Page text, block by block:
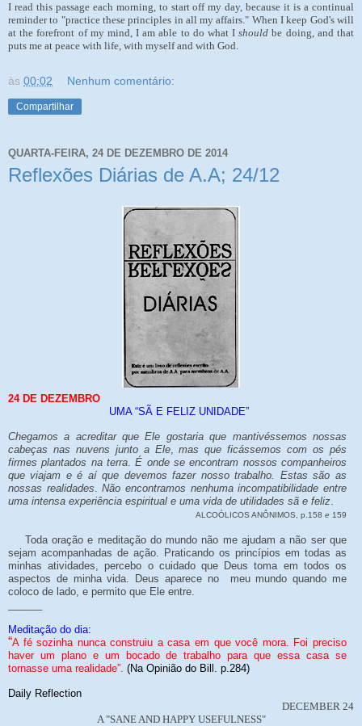
I read this passage each morning, to start off my day, because it is a continual
reminder to "practice these principles in all my affairs." When I keep God's will
at the forefront of my mind, I am able to do what Ishouldbe doing, and that
puts me at peace with life, with myself and with God.
às 00:02 Nenhum comentário:
Compartilhar
QUARTA-FEIRA, 24 DE DEZEMBRO DE 2014
Reflexões Diárias de A.A; 24/12
24 DE DEZEMBRO
UMA “SÃ E FELIZ UNIDADE”
Chegamos a acreditar que Ele gostaria que mantivéssemos nossas
cabeças nas nuvens junto a Ele,mas que ficássemos com os pés
firmes plantados na terra.É onde se encontram nossos companheiros
que viajam e é aí que devemos fazer nosso trabalho. Estas são as
nossas realidades .Não encontramos nenhuma incompatibilidade entre
uma intensa experiência espiritual e uma vida de utilidades sã e feliz
ALCOÓLICOS ANÔNIMOS, p.158 e 159
Toda oração e meditação do mundo não me ajudam a não ser que
sejam acompanhadas de ação. Praticando os princípios em todas as
minhas atividades, percebo o cuidado que Deus toma em todos os
aspectos de minha vida. Deus aparece no meu mundo quando me
coloco de lado, e permito que Ele entre.
Meditação do dia:
“A fé sozinha nunca construiu a casa em que você mora. Foi preciso
haver um plano e um bocado de trabalho para que essa casa se
tornasse uma realidade”. (Na Opinião do Bill. p.284)
Daily Reflection
DECEMBER 24
A "SANE AND HAPPY USEFULNESS"